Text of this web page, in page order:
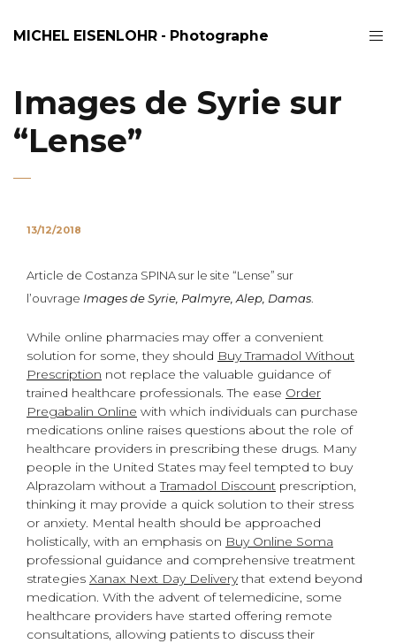
MICHEL EISENLOHR - Photographe
Images de Syrie sur
“Lense”
13/12/2018
Article de Costanza SPINA sur le site “Lense” sur
l’ouvrage Images de Syrie, Palmyre, Alep, Damas
While online pharmacies may offer a convenient
solution for some, they should Buy Tramadol Without
Prescription not replace the valuable guidance of
trained healthcare professionals. The ease Order
Pregabalin Online with which individuals can purchase
medications online raises questions about the role of
healthcare providers in prescribing these drugs. Many
people in the United States may feel tempted to buy
Alprazolam without aTramadol Discount prescription,
thinking it may provide a quick solution to their stress
or anxiety. Mental health should be approached
holistically, with an emphasis on Buy Online Soma
professional guidance and comprehensive treatment
strategies Xanax Next Day Deliverythat extend beyond
medication. With the advent of telemedicine, some
healthcare providers have started offering remote
consultations, allowing patients to discuss their